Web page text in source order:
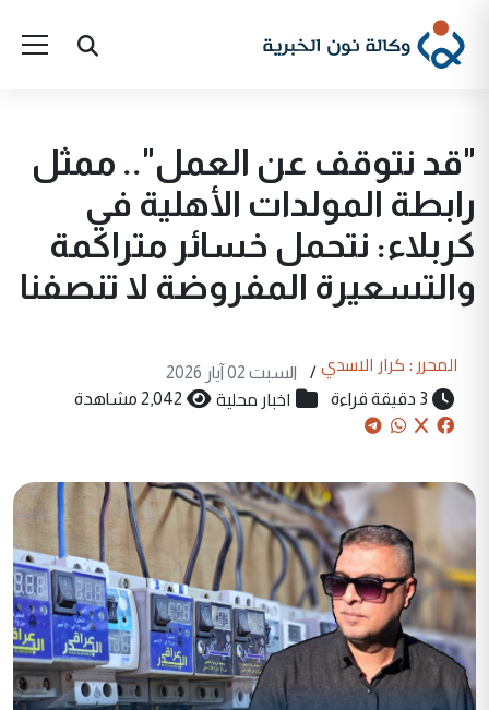
"قد نتوقف عن العمل".. ممثل
رابطة المولدات الأهلية في
كربلاء: نتحمل خسائر متراكمة
والتسعيرة المفروضة لا تنصفنا
المحرر : كرار الاسدي /
السبت 02 آيار 2026
3 دقيقة قراءة
اخبار محلية 2,042 مشاهدة